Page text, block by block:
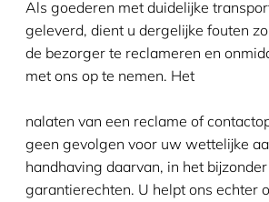
Als goederen met duidelijke
geleverd, dient u dergelijke fouten
de bezorger te reclameren en
met ons op te nemen. Het
nalaten van een reclame of
geen gevolgen voor uw wettelijke
handhaving daarvan, in het
garantierechten. U helpt ons echter